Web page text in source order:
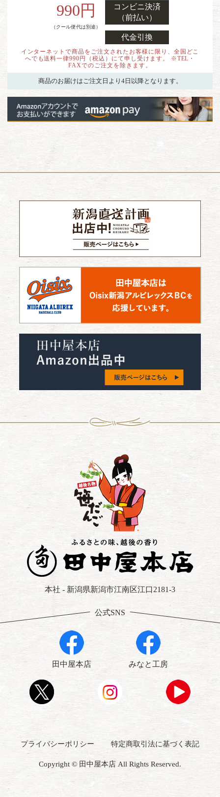
990円
（クール便代は別途）
コンビニ決済
（前払い）
代金引換
インターネットで商品をご注文されたお客様に限り、全国どこ
へでも送料一律990円（税込）にて申し受けます。 ※TEL・
FAXでのご注文を除きます。
商品のお届けはご注文日より4日以降となります。
本社 - 新潟県新潟市江南区江口2181-3
公式SNS
田中屋本店 みなと工房
プライバシーポリシー 特定商取引法に基づく表記
Copyright © 田中屋本店 All Rights Reserved.